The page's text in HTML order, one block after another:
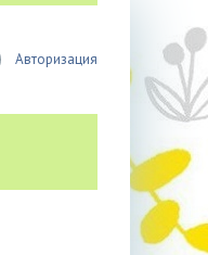
Авторизация